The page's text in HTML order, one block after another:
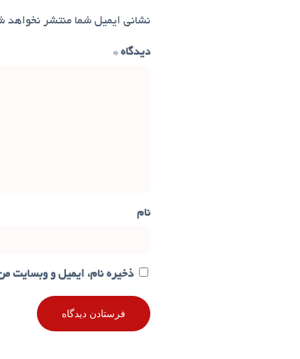
نشانی ایمیل شما منتشر نخواهد
دیدگاه *
نام
ذخیره نام، ایمیل و وبسایت